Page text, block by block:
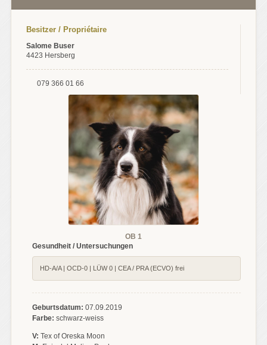
Besitzer / Propriétaire
Salome Buser
4423 Hersberg
079 366 01 66
OB 1
Gesundheit / Untersuchungen
HD-A/A | OCD-0 | LÜW 0 | CEA / PRA (ECVO) frei
Geburtsdatum: 07.09.2019
Farbe: schwarz-weiss
V: Tex of Oreska Moon